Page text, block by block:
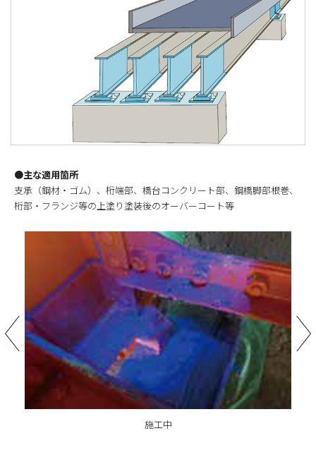
●主な適用箇所
支承（鋼材・ゴム）、桁端部、橋台コンクリート部、鋼橋脚部根巻、
桁部・フランジ等の上塗り塗装後のオーバーコート等
施工中